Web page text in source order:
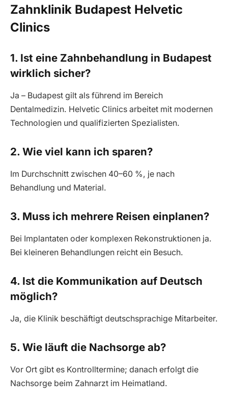
Zahnklinik Budapest Helvetic
Clinics
1. Ist eine Zahnbehandlung in Budapest
wirklich sicher?
Ja – Budapest gilt als führend im Bereich
Dentalmedizin. Helvetic Clinics arbeitet mit modernen
Technologien und qualifizierten Spezialisten.
2. Wie viel kann ich sparen?
Im Durchschnitt zwischen 40–60 %, je nach
Behandlung und Material.
3. Muss ich mehrere Reisen einplanen?
Bei Implantaten oder komplexen Rekonstruktionen ja.
Bei kleineren Behandlungen reicht ein Besuch.
4. Ist die Kommunikation auf Deutsch
möglich?
Ja, die Klinik beschäftigt deutschsprachige Mitarbeiter.
5. Wie läuft die Nachsorge ab?
Vor Ort gibt es Kontrolltermine; danach erfolgt die
Nachsorge beim Zahnarzt im Heimatland.